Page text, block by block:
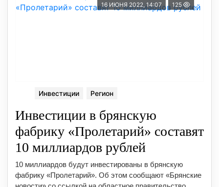
16 ИЮНЯ 2022, 14:07 125
Инвестиции Регион
Инвестиции в брянскую
фабрику «Пролетарий» составят
10 миллиардов рублей
10 миллиардов будут инвестированы в брянскую
фабрику «Пролетарий». Об этом сообщают «Брянские